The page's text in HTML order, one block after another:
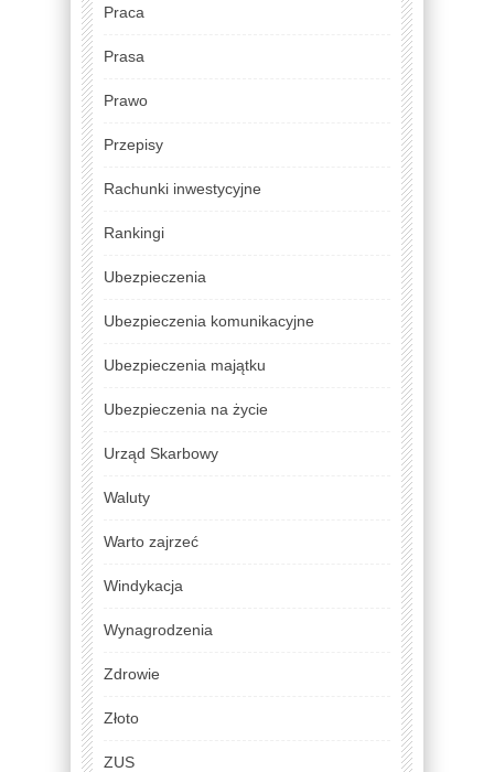
Praca
Prasa
Prawo
Przepisy
Rachunki inwestycyjne
Rankingi
Ubezpieczenia
Ubezpieczenia komunikacyjne
Ubezpieczenia majątku
Ubezpieczenia na życie
Urząd Skarbowy
Waluty
Warto zajrzeć
Windykacja
Wynagrodzenia
Zdrowie
Złoto
ZUS